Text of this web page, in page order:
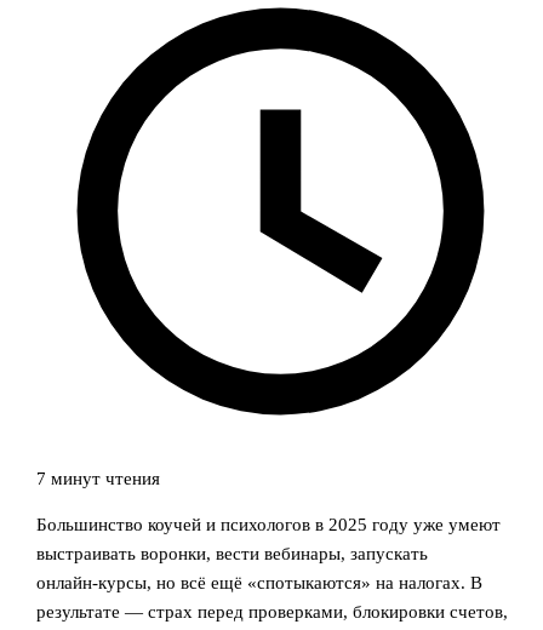
7 минут чтения
Большинство коучей и психологов в 2025 году уже умеют
выстраивать воронки, вести вебинары, запускать
онлайн‑курсы, но всё ещё «спотыкаются» на налогах. В
результате — страх перед проверками, блокировки счетов,